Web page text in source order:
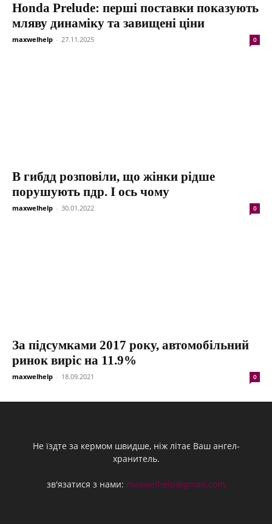
Honda Prelude: перші поставки показують
мляву динаміку та завищені ціни
maxwelhelp - 27.11.2025 0
В гибдд розповіли, що жінки рідше
порушують пдр. І ось чому
maxwelhelp - 30.01.2022 0
За підсумками 2017 року, автомобільний
ринок виріс на 11.9%
maxwelhelp - 18.09.2021 0
Не їздте за кермом швидше, ніж літає Ваш ангел-
хранитель.
зв'язатися з нами: maxwelhelp@gmail.com